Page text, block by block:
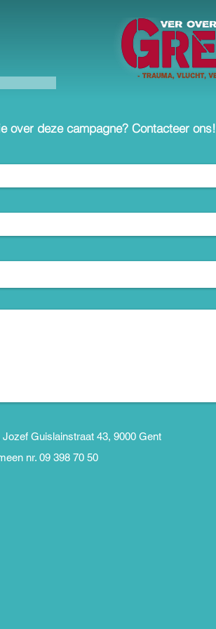
over deze campagne? Contacteer ons!
Guislainstraat 43, 9000 Gent
nr. 09 398 70 50